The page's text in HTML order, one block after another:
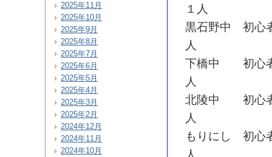
１人
黒石野中 初心
人
下橋中 初心者
人
北陵中 初心者
人
もりにし 初心
人
2025年11月
2025年10月
2025年9月
2025年8月
2025年7月
2025年6月
2025年5月
2025年4月
2025年3月
2025年2月
2024年12月
2024年11月
2024年10月